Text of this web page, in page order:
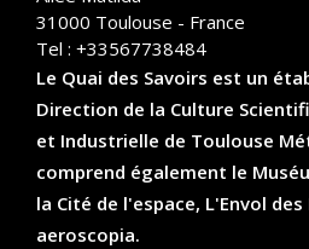
31000 Toulouse - France
Tel : +33567738484
Le Quai des Savoirs est un
Direction de la Culture
et Industrielle de Toulouse
comprend également le
la Cité de l'espace, L'Envol
aeroscopia.